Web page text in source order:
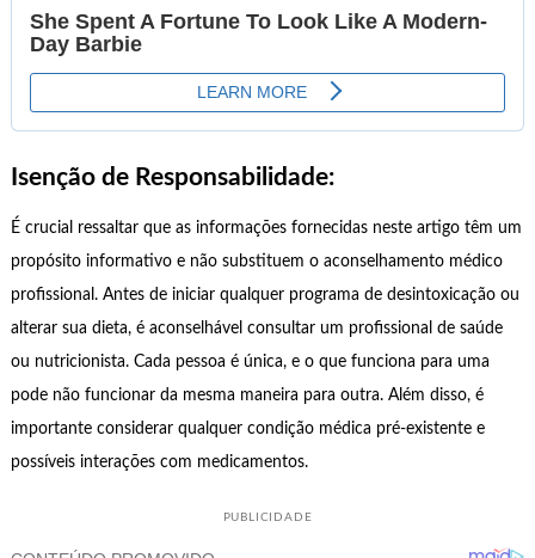
Isenção de Responsabilidade:
É crucial ressaltar que as informações fornecidas neste artigo têm um
propósito informativo e não substituem o aconselhamento médico
profissional. Antes de iniciar qualquer programa de desintoxicação ou
alterar sua dieta, é aconselhável consultar um profissional de saúde
ou nutricionista. Cada pessoa é única, e o que funciona para uma
pode não funcionar da mesma maneira para outra. Além disso, é
importante considerar qualquer condição médica pré-existente e
possíveis interações com medicamentos.
PUBLICIDADE